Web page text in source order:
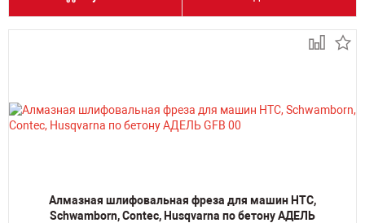
Алмазная шлифовальная фреза для машин HTC,
Schwamborn, Contec, Husqvarna по бетону АДЕЛЬ